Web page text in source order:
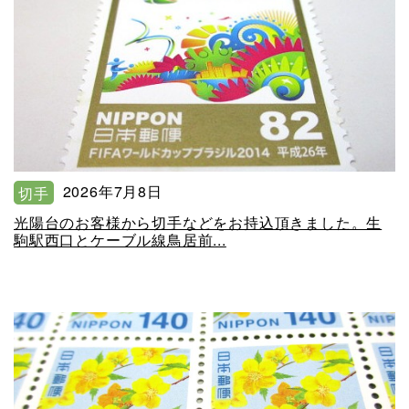
切手
2026年7月8日
光陽台のお客様から切手などをお持込頂きました。生
駒駅西口とケーブル線鳥居前...